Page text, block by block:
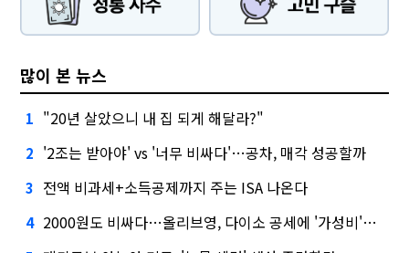
많이 본 뉴스
1 "20년 살았으니 내 집 되게 해달라?"
2 '2조는 받아야' vs '너무 비싸다'…공차, 매각 성공할까
3 전액 비과세+소득공제까지 주는 ISA 나온다
4 2000원도 비싸다…올리브영, 다이소 공세에 '가성비'로 맞불